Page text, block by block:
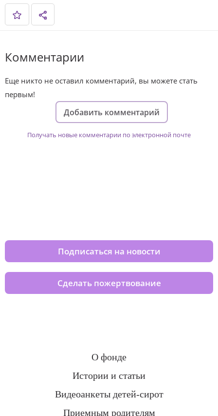
Комментарии
Еще никто не оставил комментарий, вы можете стать
первым!
Добавить комментарий
Получать новые комментарии по электронной почте
Подписаться на новости
Сделать пожертвование
О фонде
Истории и статьи
Видеоанкеты детей-сирот
Приемным родителям